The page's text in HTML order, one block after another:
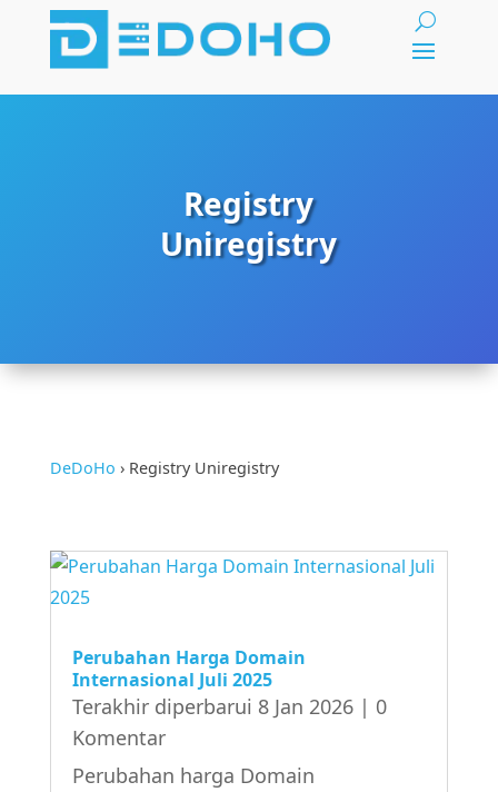
Registry
Uniregistry
DeDoHo › Registry Uniregistry
Perubahan Harga Domain
Internasional Juli 2025
Terakhir diperbarui 8 Jan 2026| 0
Komentar
Perubahan harga Domain